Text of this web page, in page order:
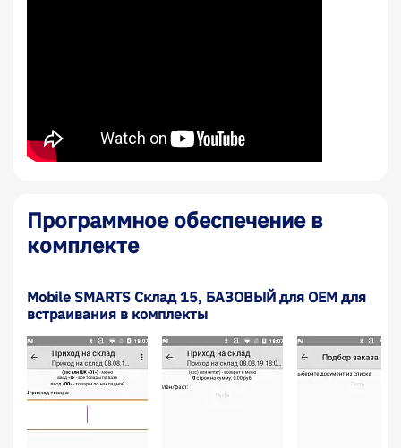
Программное обеспечение в
комплекте
Mobile SMARTS Склад 15, БАЗОВЫЙ для OEM для
встраивания в комплекты